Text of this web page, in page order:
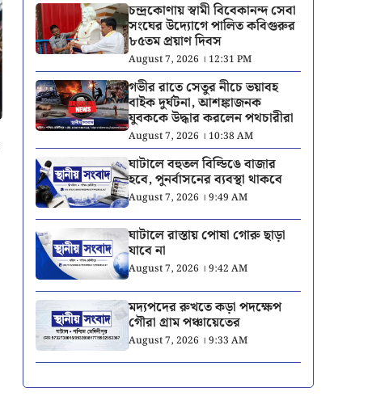
চন্দ্রকোণায় স্বামী বিবেকানন্দ সেবা
সংঘের উদ্যোগে পালিত কবিগুরুর
৮৫তম প্রয়াণ দিবস
August 7, 2026 । 12:31 PM
গভীর রাতে সেতুর নীচে ভয়াবহ
বাইক দুর্ঘটনা, আশঙ্কাজনক
যুবককে উদ্ধার করলেন পথচারীরা
August 7, 2026 । 10:38 AM
ঘাটালে বহুতল বিল্ডিঙে বাজার
হবে, পুনর্বাসনের ব্যবস্থা থাকবে
August 7, 2026 । 9:49 AM
ঘাটালে রাস্তায় পোষা গোরু ছাড়া
যাবে না
August 7, 2026 । 9:42 AM
মদ্যপদের রুখতে কড়া পদক্ষেপ
গৌরা গ্রাম পঞ্চায়েতের
August 7, 2026 । 9:33 AM